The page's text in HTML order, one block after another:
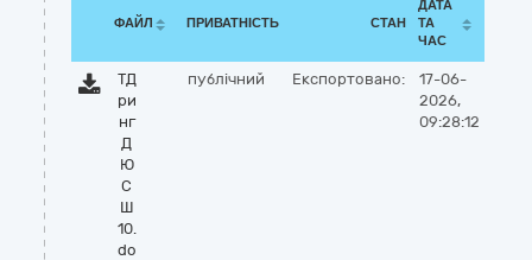
ФАЙЛ ПРИВАТНІСТЬ СТАН
ДАТА
ТА
ЧАС
ТД
ри
нг
Д
Ю
С
Ш
10.
do
публічний Експортовано:
17-06-
2026,
09:28:12